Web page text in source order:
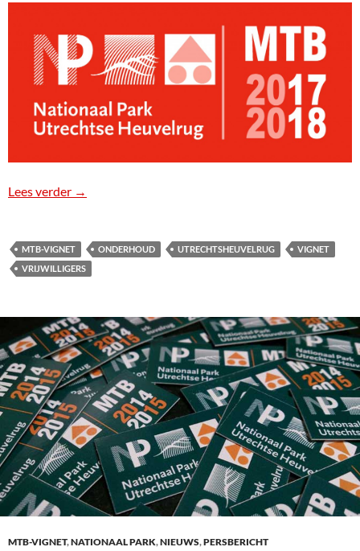
Lees verder Vrijwilligers
→
MTB-VIGNET ONDERHOUD UTRECHTSHEUVELRUG
VIGNET
VRIJWILLIGERS
MTB-VIGNET,NATIONAAL PARK,NIEUWS,PERSBERICHT